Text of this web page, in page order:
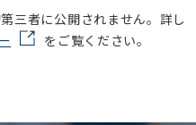
三者に公開されません。詳し
をご覧ください。